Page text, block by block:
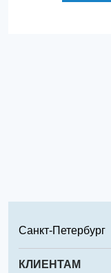
Санкт-Петербург
Москва
КЛИЕНТАМ